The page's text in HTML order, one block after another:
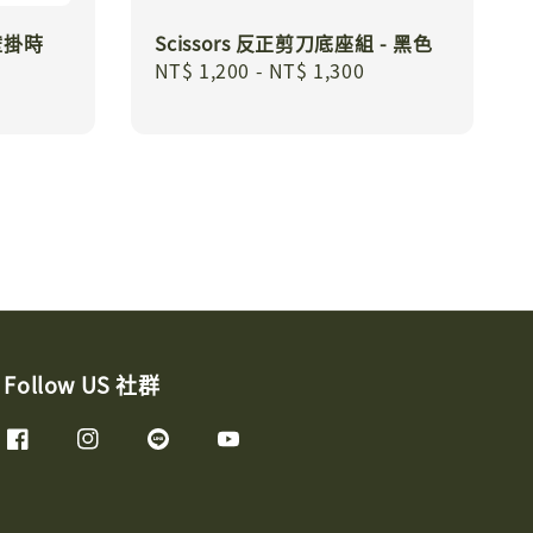
時
Scissors 反正剪刀底座組 - 黑色
Regular
NT$ 1,200 - NT$ 1,300
Follow US 社群